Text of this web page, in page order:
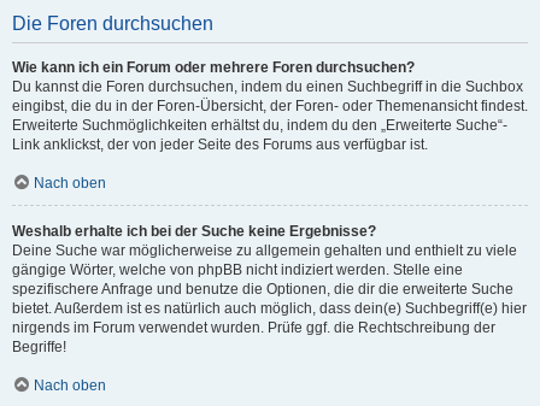
Die Foren durchsuchen
Wie kann ich ein Forum oder mehrere Foren durchsuchen?
Du kannst die Foren durchsuchen, indem du einen Suchbegriff in die Suchbox
eingibst, die du in der Foren-Übersicht, der Foren- oder Themenansicht findest.
Erweiterte Suchmöglichkeiten erhältst du, indem du den „Erweiterte Suche“-
Link anklickst, der von jeder Seite des Forums aus verfügbar ist.
Nach oben
Weshalb erhalte ich bei der Suche keine Ergebnisse?
Deine Suche war möglicherweise zu allgemein gehalten und enthielt zu viele
gängige Wörter, welche von phpBB nicht indiziert werden. Stelle eine
spezifischere Anfrage und benutze die Optionen, die dir die erweiterte Suche
bietet. Außerdem ist es natürlich auch möglich, dass dein(e) Suchbegriff(e) hier
nirgends im Forum verwendet wurden. Prüfe ggf. die Rechtschreibung der
Begriffe!
Nach oben